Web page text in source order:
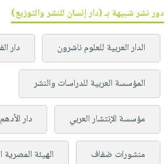
دور نشر شبيهة بـ (دار إنسان للنشر والتوزيع)
الدار العربية للعلوم ناشرون دار
المؤسسة العربية للدراسات والنشر
مؤسسة الإنتشار العربي دار
منشورات ضفاف الهيئة المصرية